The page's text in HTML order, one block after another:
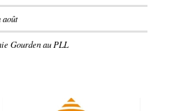
août
Gourden au PLL